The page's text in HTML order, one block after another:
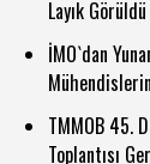
Layık Görüldü
İMO`dan
TMMOB 45.
Toplantısı